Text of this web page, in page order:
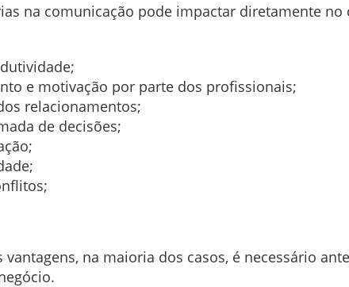
na comunicação pode impactar diretamente
e motivação por parte dos profissionais;
relacionamentos;
de decisões;
vantagens, na maioria dos casos, é necessário